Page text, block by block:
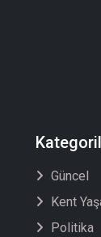
Güncel
Kent
Politika